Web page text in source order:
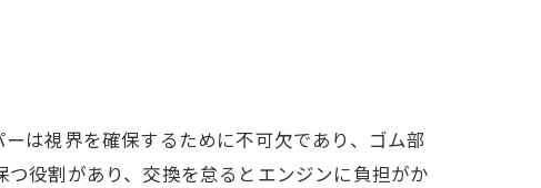
は視界を確保するために不可欠であり、ゴム部
役割があり、交換を怠るとエンジンに負担がか